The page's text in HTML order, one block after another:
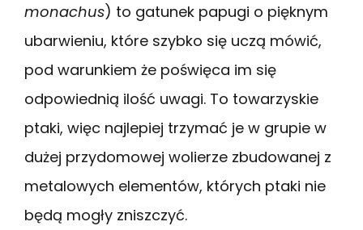
monachus) to gatunek papugi o pięknym
ubarwieniu, które szybko się uczą mówić,
pod warunkiem że poświęca im się
odpowiednią ilość uwagi. To towarzyskie
ptaki, więc najlepiej trzymać je w grupie w
dużej przydomowej wolierze zbudowanej z
metalowych elementów, których ptaki nie
będą mogły zniszczyć.